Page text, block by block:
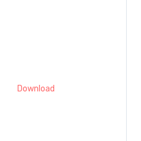
Download